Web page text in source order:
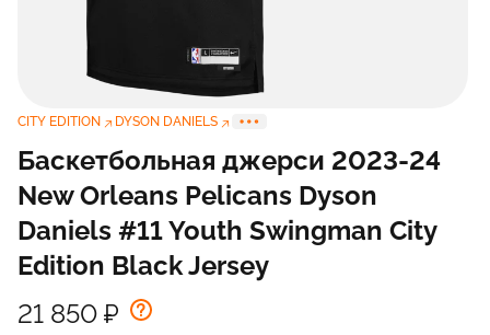
CITY EDITION DYSON DANIELS
Баскетбольная джерси 2023-24
New Orleans Pelicans Dyson
Daniels #11 Youth Swingman City
Edition Black Jersey
21 850 ₽